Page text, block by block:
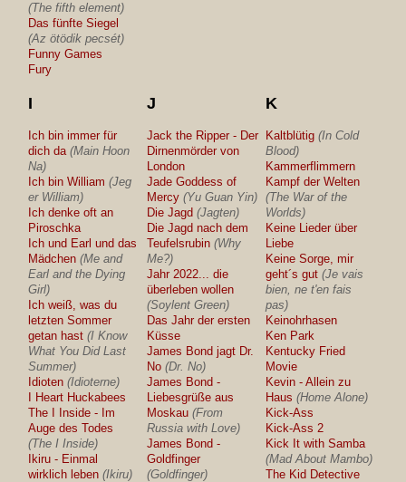
(The fifth element)
Das fünfte Siegel
(Az ötödik pecsét)
Funny Games
Fury
I
Ich bin immer für
dich da (Main Hoon
Na)
Ich bin William (Jeg
er William)
Ich denke oft an
Piroschka
Ich und Earl und das
Mädchen (Me and
Earl and the Dying
Girl)
Ich weiß, was du
letzten Sommer
getan hast (I Know
What You Did Last
Summer)
Idioten (Idioterne)
I Heart Huckabees
The I Inside - Im
Auge des Todes
(The I Inside)
Ikiru - Einmal
wirklich leben (Ikiru)
J
Jack the Ripper - Der
Dirnenmörder von
London
Jade Goddess of
Mercy (Yu Guan Yin)
Die Jagd (Jagten)
Die Jagd nach dem
Teufelsrubin (Why
Me?)
Jahr 2022... die
überleben wollen
(Soylent Green)
Das Jahr der ersten
Küsse
James Bond jagt Dr.
No (Dr. No)
James Bond -
Liebesgrüße aus
Moskau (From
Russia with Love)
James Bond -
Goldfinger
(Goldfinger)
K
Kaltblütig (In Cold
Blood)
Kammerflimmern
Kampf der Welten
(The War of the
Worlds)
Keine Lieder über
Liebe
Keine Sorge, mir
geht´s gut (Je vais
bien, ne t'en fais
pas)
Keinohrhasen
Ken Park
Kentucky Fried
Movie
Kevin - Allein zu
Haus (Home Alone)
Kick-Ass
Kick-Ass 2
Kick It with Samba
(Mad About Mambo)
The Kid Detective